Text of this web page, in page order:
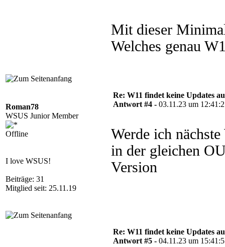
Mit dieser
Welches genau
Roman78
WSUS Junior Member
Offline
I love WSUS!
Beiträge: 31
Mitglied seit: 25.11.19
Re: W11 findet keine Updates
Antwort #4 - 03.11.23 um
Werde ich
in der gleichen
Version
Re: W11 findet keine Updates
Antwort #5 - 04.11.23 um